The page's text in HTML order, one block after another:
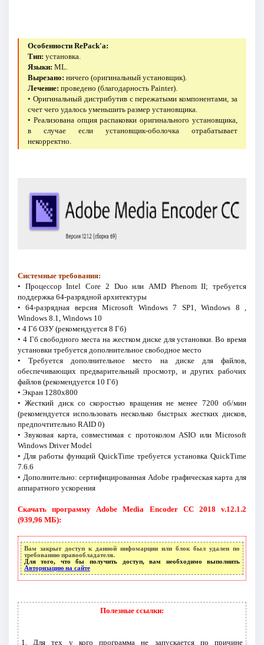
Особенности RePack'a:
Тип: установка.
Языки: ML.
Вырезано: ничего (оригинальный установщик).
Лечение: проведено (благодарность Painter).
• Оригинальный дистрибутив с пережатыми компонентами, за
счет чего удалось уменьшить размер установщика.
• Реализована опция распаковки оригинального установщика,
в случае если установщик-оболочка отрабатывает
некорректно.
Системные требования:
• Процессор Intel Core 2 Duo или AMD Phenom II; требуется
поддержка 64-разрядной архитектуры
• 64-разрядная версия Microsoft Windows 7 SP1, Windows 8 ,
Windows 8.1, Windows 10
• 4 Гб ОЗУ (рекомендуется 8 Гб)
• 4 Гб свободного места на жестком диске для установки. Во время
установки требуется дополнительное свободное место
• Требуется дополнительное место на диске для файлов,
обеспечивающих предварительный просмотр, и других рабочих
файлов (рекомендуется 10 Гб)
• Экран 1280x800
• Жесткий диск со скоростью вращения не менее 7200 об/мин
(рекомендуется использовать несколько быстрых жестких дисков,
предпочтительно RAID 0)
• Звуковая карта, совместимая с протоколом ASIO или Microsoft
Windows Driver Model
• Для работы функций QuickTime требуется установка QuickTime
7.6.6
• Дополнительно: сертифицированная Adobe графическая карта для
аппаратного ускорения
Скачать программу Adobe Media Encoder CC 2018 v.12.1.2
(939,96 МБ):
Вам закрыт доступ к данной инфомарции или блок был удален по
требованию правообладателя.
Для того, что бы получить доступ, вам необходимо выполнить
Авторизацию на сайте
Полезные ссылки:
1. Для тех у кого программа не запускается по причине